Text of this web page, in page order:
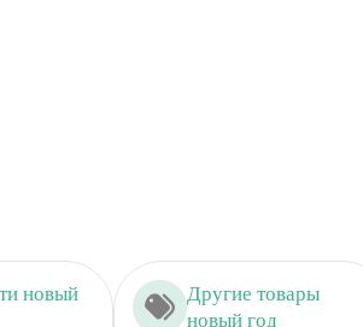
новый
Другие товары
новый год